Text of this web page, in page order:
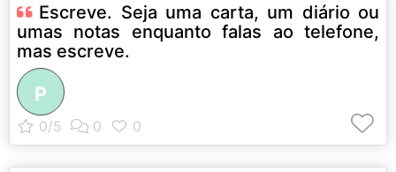
Escreve. Seja uma carta, um diário ou
umas notas enquanto falas ao telefone,
mas escreve.
P